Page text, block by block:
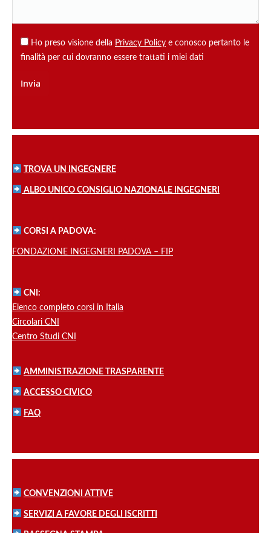
Ho preso visione della Privacy Policy e conosco pertanto le
finalità per cui dovranno essere trattati i miei dati
TROVA UN INGEGNERE
ALBO UNICO CONSIGLIO NAZIONALE INGEGNERI
CORSI A PADOVA:
FONDAZIONE INGEGNERI PADOVA – FIP
CNI:
Elenco completo corsi in Italia
Circolari CNI
Centro Studi CNI
AMMINISTRAZIONE TRASPARENTE
ACCESSO CIVICO
FAQ
CONVENZIONI ATTIVE
SERVIZI A FAVORE DEGLI ISCRITTI